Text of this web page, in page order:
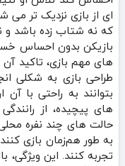
ای از بازی نزدیک‌ تر
که نه شتاب‌ زده باشد و
بازیکن بدون احساس
های مهم بازی، تاکید
طراحی بازی به شکلی
بتوانند به‌ راحتی با آن
های پیچیده، از
حالت‌ های چند نفره
به‌ طور هم‌زمان بازی
تجربه کنند. این